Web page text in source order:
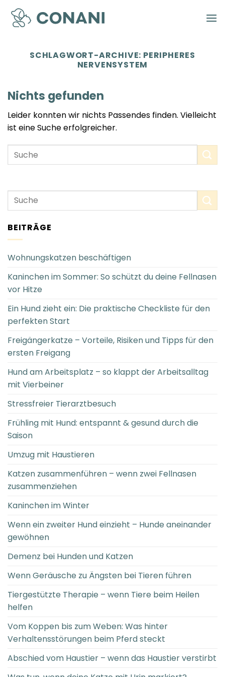
Zum
Inhalt
springen
SCHLAGWORT-ARCHIVE: PERIPHERES
NERVENSYSTEM
Nichts gefunden
Leider konnten wir nichts Passendes finden. Vielleicht
ist eine Suche erfolgreicher.
BEITRÄGE
Wohnungskatzen beschäftigen
Kaninchen im Sommer: So schützt du deine Fellnasen
vor Hitze
Ein Hund zieht ein: Die praktische Checkliste für den
perfekten Start
Freigängerkatze – Vorteile, Risiken und Tipps für den
ersten Freigang
Hund am Arbeitsplatz – so klappt der Arbeitsalltag
mit Vierbeiner
Stressfreier Tierarztbesuch
Frühling mit Hund: entspannt & gesund durch die
Saison
Umzug mit Haustieren
Katzen zusammenführen – wenn zwei Fellnasen
zusammenziehen
Kaninchen im Winter
Wenn ein zweiter Hund einzieht – Hunde aneinander
gewöhnen
Demenz bei Hunden und Katzen
Wenn Geräusche zu Ängsten bei Tieren führen
Tiergestützte Therapie – wenn Tiere beim Heilen
helfen
Vom Koppen bis zum Weben: Was hinter
Verhaltensstörungen beim Pferd steckt
Abschied vom Haustier – wenn das Haustier verstirbt